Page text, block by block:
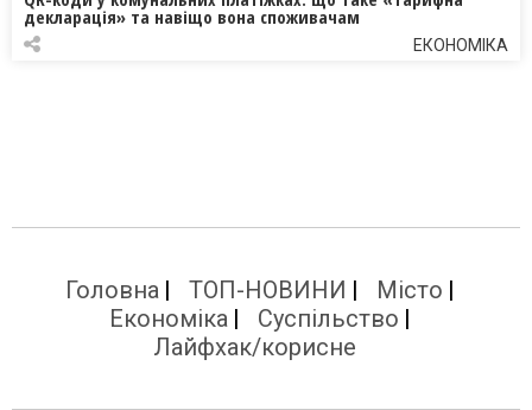
декларація» та навіщо вона споживачам
ЕКОНОМІКА
Головна ТОП-НОВИНИ
Місто
Економіка
Суспільство
Лайфхак/корисне